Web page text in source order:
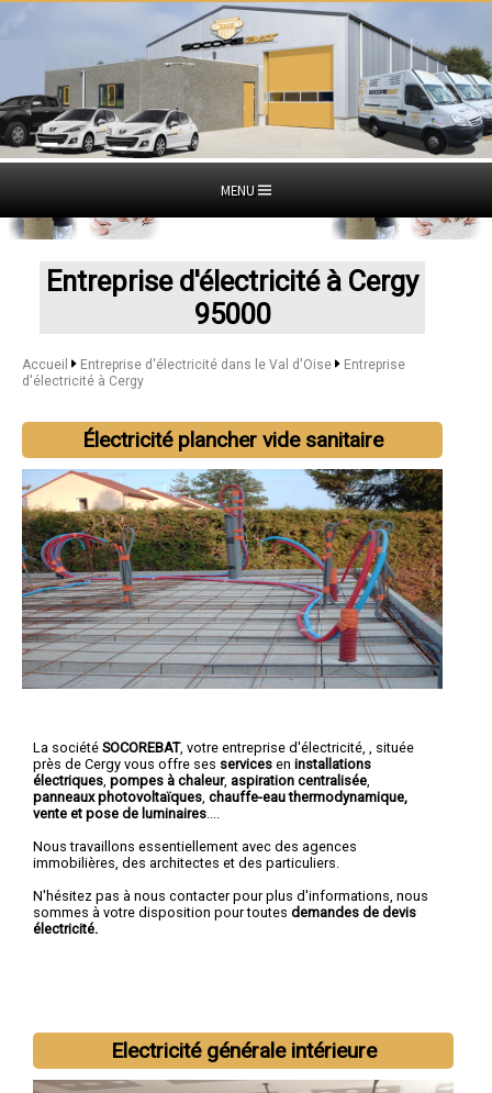
MENU
Entreprise d'électricité à Cergy
95000
Accueil Entreprise d'électricité dans le Val d'Oise
Entreprise
d'électricité à Cergy
Électricité plancher vide sanitaire
La société SOCOREBAT, votre entreprise d'électricité,
, située
près de Cergy vous offre ses services en installations
électriques pompes à chaleur, aspiration centralisée
panneaux photovoltaïques chauffe-eau thermodynamique,
vente et pose de luminaires
Nous travaillons essentiellement avec des agences
immobilières, des architectes et des particuliers.
N'hésitez pas à nous contacter pour plus d'informations, nous
sommes à votre disposition pour toutes demandes de devis
électricité.
Nous intervenons aussi dans les villes suivantes :Cergy
Argenteuil,Sarcelles,Garges-lès-Gonesse,Franconville,
Goussainville,Pontoise,Bezons,Ermont,Villiers-le-Bel
Electricité générale intérieure